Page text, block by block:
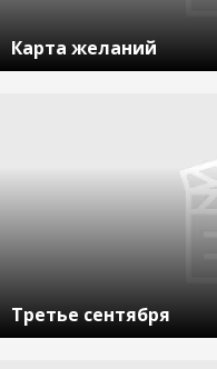
Карта желаний
Третье сентября